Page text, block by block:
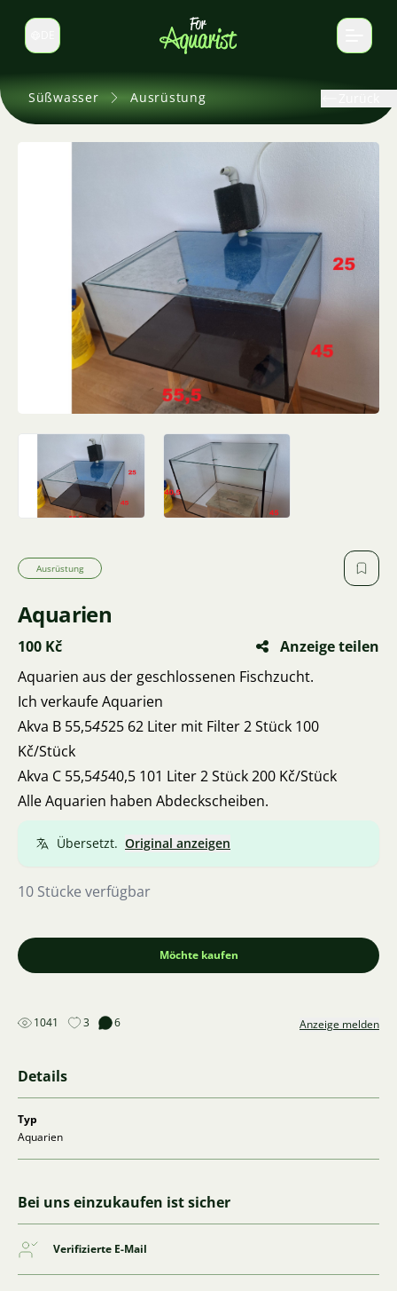
Sprache wechseln
Süßwasser Ausrüstung
Ausrüstung
Aquarien
100 Kč
Anzeige teilen
Aquarien aus der geschlossenen Fischzucht.
Ich verkaufe Aquarien
Akva B 55,54525 62 Liter mit Filter 2 Stück 100
Kč/Stück
Akva C 55,545
40,5 101 Liter 2 Stück 200 Kč/Stück
Alle Aquarien haben Abdeckscheiben.
Übersetzt. Original anzeigen
10 Stücke verfügbar
Möchte kaufen
1041 3 6 Anzeige melden
Details
Typ
Aquarien
Bei uns einzukaufen ist sicher
Verifizierte E-Mail